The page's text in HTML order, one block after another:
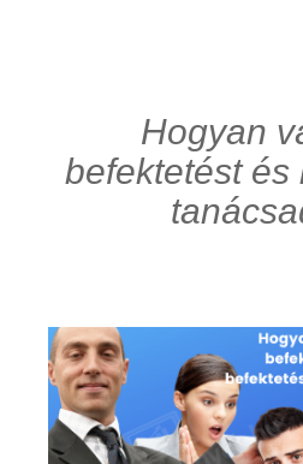
Hogyan
befektetést és